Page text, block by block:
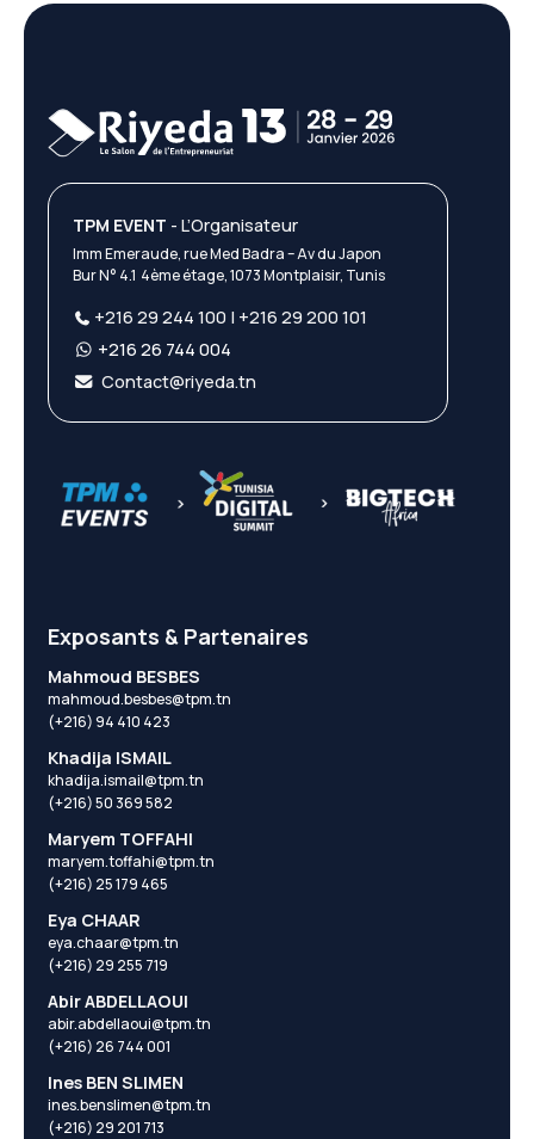
TPM EVENT - L’Organisateur
Imm Emeraude, rue Med Badra – Av du Japon
Bur N° 4.1 4ème étage, 1073 Montplaisir, Tunis
+216 29 244 100 | +216 29 200 101
+216 26 744 004
Contact@riyeda.tn
Exposants & Partenaires
Mahmoud BESBES
mahmoud.besbes@tpm.tn
(+216) 94 410 423
Khadija ISMAIL
khadija.ismail@tpm.tn
(+216) 50 369 582
Maryem TOFFAHI
maryem.toffahi@tpm.tn
(+216) 25 179 465
Eya CHAAR
eya.chaar@tpm.tn
(+216) 29 255 719
Abir ABDELLAOUI
abir.abdellaoui@tpm.tn
(+216) 26 744 001
Ines BEN SLIMEN
ines.benslimen@tpm.tn
(+216) 29 201 713